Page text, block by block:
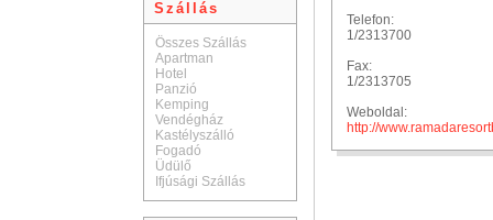
Szállás
Összes Szállás
Apartman
Hotel
Panzió
Kemping
Vendégház
Kastélyszálló
Fogadó
Üdülő
Ifjúsági Szállás
Telefon:
1/2313700
Fax:
1/2313705
Weboldal:
http://